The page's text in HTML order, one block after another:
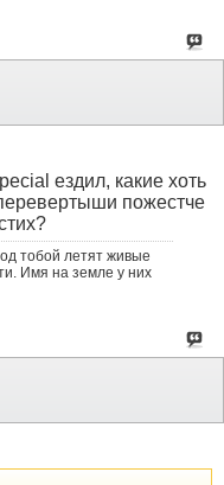
ездил, какие хоть
пожестче
тобой летят живые
Имя на земле у них